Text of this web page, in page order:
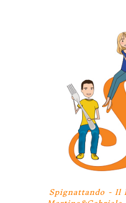
Spignattando - Il